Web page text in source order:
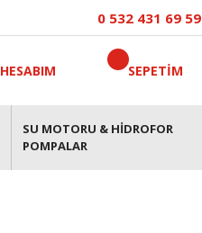
0 532 431 69 59
HESABIM SEPETİM
SU MOTORU & HİDROFOR
POMPALAR